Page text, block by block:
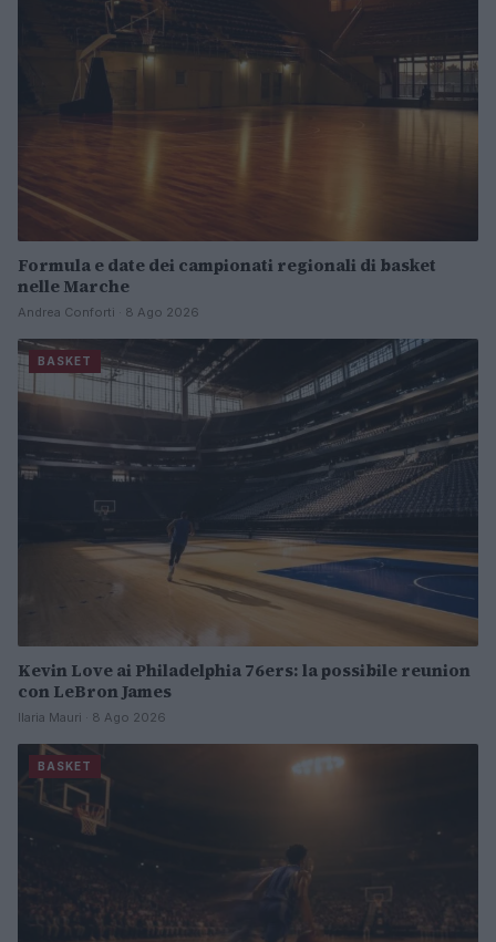
Formula e date dei campionati regionali di basket
nelle Marche
Andrea Conforti · 8 Ago 2026
BASKET
Kevin Love ai Philadelphia 76ers: la possibile reunion
con LeBron James
Ilaria Mauri · 8 Ago 2026
BASKET